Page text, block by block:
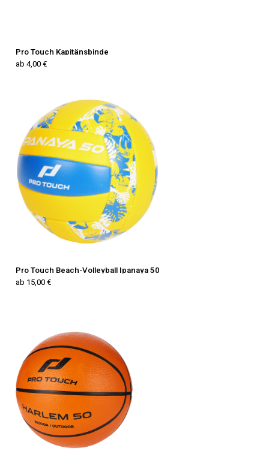
Pro Touch Kapitänsbinde
ab 4,00 €
Pro Touch Beach-Volleyball Ipanaya 50
ab 15,00 €